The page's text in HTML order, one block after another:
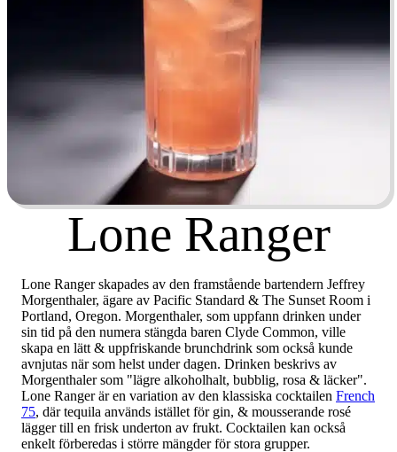
Lone Ranger
Lone Ranger skapades av den framstående bartendern Jeffrey
Morgenthaler, ägare av Pacific Standard & The Sunset Room i
Portland, Oregon. Morgenthaler, som uppfann drinken under
sin tid på den numera stängda baren Clyde Common, ville
skapa en lätt & uppfriskande brunchdrink som också kunde
avnjutas när som helst under dagen. Drinken beskrivs av
Morgenthaler som "lägre alkoholhalt, bubblig, rosa & läcker".
Lone Ranger är en variation av den klassiska cocktailen French
75, där tequila används istället för gin, & mousserande rosé
lägger till en frisk underton av frukt. Cocktailen kan också
enkelt förberedas i större mängder för stora grupper.